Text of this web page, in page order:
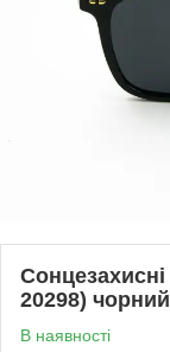
Сонцезахисні
20298) чорний
В наявності